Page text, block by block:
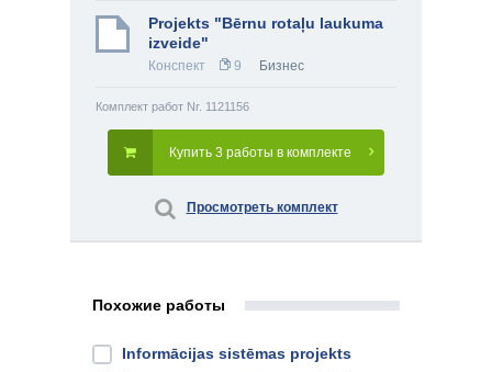
Projekts "Bērnu rotaļu laukuma
izveide"
Конспект 9 Бизнес
Комплект работ Nr. 1121156
Купить 3 работы в комплекте
Просмотреть комплект
Похожие работы
Informācijas sistēmas projekts